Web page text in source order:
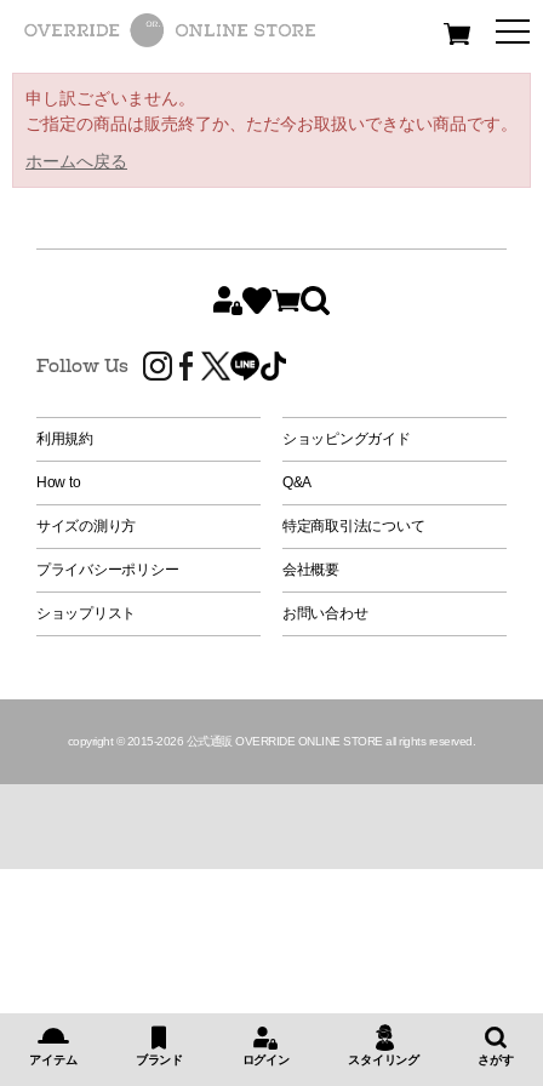
All Women Men
申し訳ございません。
ご指定の商品は販売終了か、ただ今お取扱いできない商品です。
ホームへ戻る
Follow Us
利用規約 ショッピングガイド
How to Q&A
サイズの測り方 特定商取引法について
プライバシーポリシー 会社概要
ショップリスト お問い合わせ
copyright © 2015-2026 公式通販 OVERRIDE ONLINE STORE all rights reserved.
アイテム ブランド ログイン スタイリング さがす